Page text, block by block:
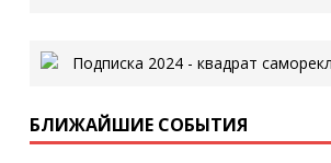
БЛИЖАЙШИЕ СОБЫТИЯ